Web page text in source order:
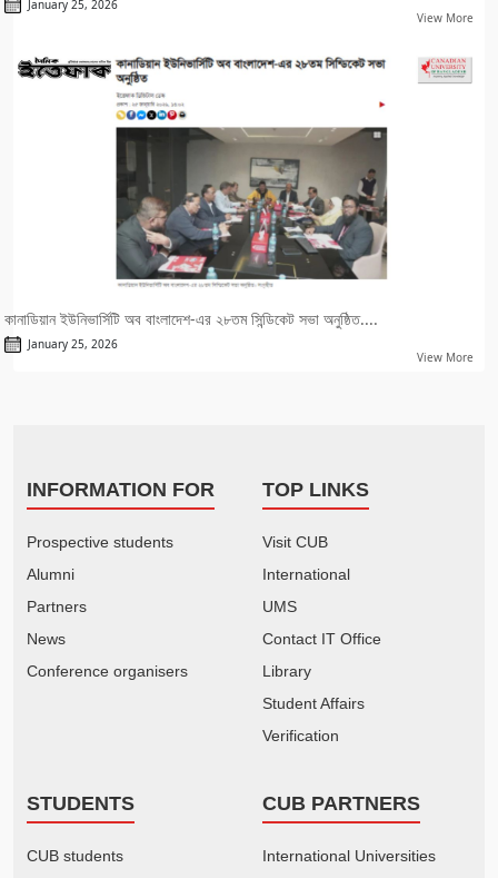
January 25, 2026
View More
কানাডিয়ান ইউনিভার্সিটি অব বাংলাদেশ-এর ২৮তম সিন্ডিকেট সভা অনুষ্ঠিত....
January 25, 2026
View More
INFORMATION FOR
Prospective students
Alumni
Partners
News
Conference organisers
TOP LINKS
Visit CUB
International
UMS
Contact IT Office
Library
Student Affairs
Verification
STUDENTS
CUB students
CUB PARTNERS
International Universities